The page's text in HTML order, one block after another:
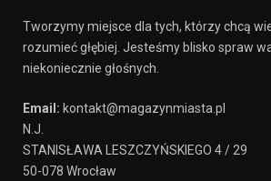
Tworzymy miejsce dla tych, którzy chcą
rozumieć głębiej. Jesteśmy blisko spraw
niekoniecznie głośnych.
Email: kontakt@magazynmiasta.pl
N.J.
STANISŁAWA LESZCZYŃSKIEGO 4 / 29
50-078 Wrocław